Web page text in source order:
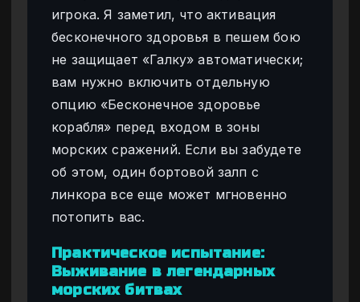
игрока. Я заметил, что активация
бесконечного здоровья в пешем бою
не защищает «Галку» автоматически;
вам нужно включить отдельную
опцию «Бесконечное здоровье
корабля» перед входом в зоны
морских сражений. Если вы забудете
об этом, один бортовой залп с
линкора все еще может мгновенно
потопить вас.
Практическое испытание:
Выживание в легендарных
морских битвах